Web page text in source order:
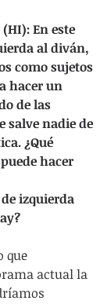
En este
al diván,
como sujetos
hacer un
de las
salve nadie de
¿Qué
hacer
izquierda
que
actual la